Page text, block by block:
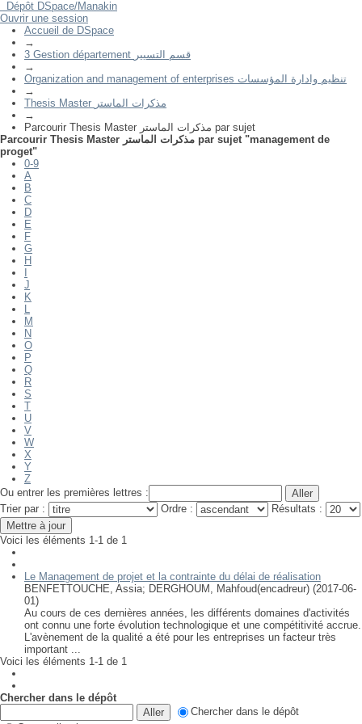
Dépôt DSpace/Manakin
Parcourir Thesis Master مذكرات الماستر par sujet "management de
proget"
Ouvrir une session
Accueil de DSpace
→
3 Gestion département قسم التسيير
→
Organization and management of enterprises تنظيم وادارة المؤسسات
→
Thesis Master مذكرات الماستر
→
Parcourir Thesis Master مذكرات الماستر par sujet
Parcourir Thesis Master مذكرات الماستر par sujet "management de
proget"
0-9
A
B
C
D
E
F
G
H
J
K
L
M
N
O
P
Q
R
S
T
U
V
W
X
Y
Z
Ou entrer les premières lettres :
Trier par :
Ordre : Résultats :
Voici les éléments 1-1 de 1
Le Management de projet et la contrainte du délai de réalisation
BENFETTOUCHE, Assia; DERGHOUM, Mahfoud(encadreur) (2017-06-
01)
Au cours de ces dernières années, les différents domaines d'activités
ont connu une forte évolution technologique et une compétitivité accrue.
L'avènement de la qualité a été pour les entreprises un facteur très
important ...
Voici les éléments 1-1 de 1
Chercher dans le dépôt
Chercher dans le dépôt